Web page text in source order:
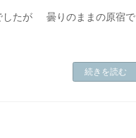
たが 曇りのままの原宿で
続きを読む